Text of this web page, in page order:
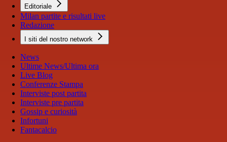
Editoriale
Milan partite e risultati live
Redazione
I siti del nostro network
News
Ultime News/Ultima ora
Live Blog
Conferenze Stampa
Interviste post partita
Interviste pre partita
Gossip e curiosità
Infortuni
Fantacalcio